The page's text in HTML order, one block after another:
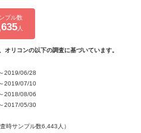
プル数
人
オリコンの以下の調査に基づいています。
2019/06/28
2019/07/10
2018/08/06
2017/05/30
時サンプル数6,443人）